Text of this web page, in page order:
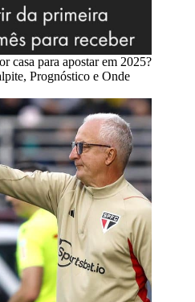
casa para apostar em 2025?
Prognóstico e Onde